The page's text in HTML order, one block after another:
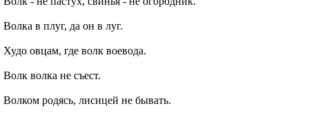
Волка в плуг, да он в луг.
Худо овцам, где волк воевода.
Волк волка не съест.
Волком родясь, лисицей не бывать.